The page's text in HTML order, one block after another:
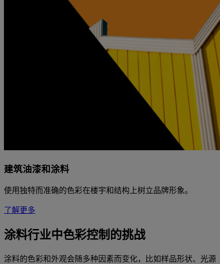
建筑油漆和涂料
使用独特而准确的色彩在楼宇和结构上树立品牌形象。
了解更多
涂料行业中色彩控制的挑战
涂料的色彩和外观会随多种因素而变化，比如样品形状、光源